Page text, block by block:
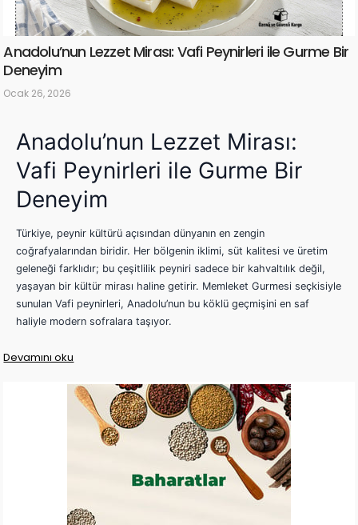
Anadolu’nun Lezzet Mirası: Vafi Peynirleri ile Gurme Bir
Deneyim
Ocak 26, 2026
Anadolu’nun Lezzet Mirası:
Vafi Peynirleri ile Gurme Bir
Deneyim
Türkiye, peynir kültürü açısından dünyanın en zengin
coğrafyalarından biridir. Her bölgenin iklimi, süt kalitesi ve üretim
geleneği farklıdır; bu çeşitlilik peyniri sadece bir kahvaltılık değil,
yaşayan bir kültür mirası haline getirir. Memleket Gurmesi seçkisiyle
sunulan Vafi peynirleri, Anadolu’nun bu köklü geçmişini en saf
haliyle modern sofralara taşıyor.
Devamını oku